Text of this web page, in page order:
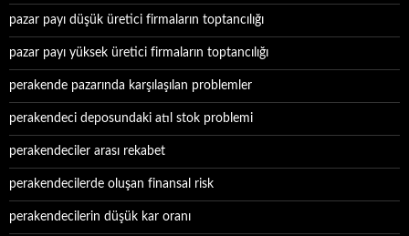
pazar payı düşük üretici firmaların toptancılığı
pazar payı yüksek üretici firmaların toptancılığı
perakende pazarında karşılaşılan problemler
perakendeci deposundaki atıl stok problemi
perakendeciler arası rekabet
perakendecilerde oluşan finansal risk
perakendecilerin düşük kar oranı